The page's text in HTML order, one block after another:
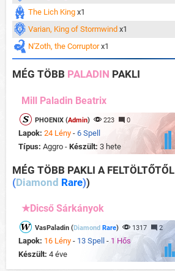
The Lich King x1
Varian, King of Stormwind x1
N'Zoth, the Corruptor x1
MÉG TÖBB PALADIN PAKLI
Mill Paladin Beatrix
PHOENIX (Admin) 223 0
Lapok: 24 Lény - 6 Spell
Típus: Aggro - Készült: 3 hete
MÉG TÖBB PAKLI A FELTÖLTŐTŐL
(Diamond Rare))
★Dicső Sárkányok
VasPaladin (Diamond Rare) 1317 2
Lapok: 16 Lény - 13 Spell - 1 Hős
Készült: 4 éve